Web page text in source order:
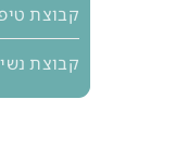
קבוצת
קבוצת